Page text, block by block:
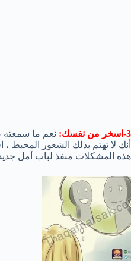
3-اسخر من نفسك:
نعم ما
أنك لا تهتم بذلك الشعور المحبط
هذه المشكلات منفذ لباب أمل